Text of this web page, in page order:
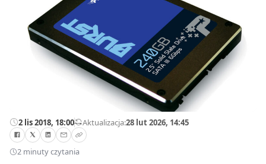
2 lis 2018, 18:00—Aktualizacja:28 lut 2026, 14:45
2 minuty czytania